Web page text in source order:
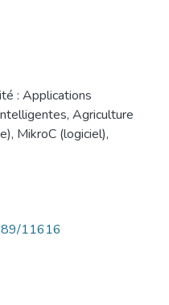
: Applications
, Agriculture
, MikroC (logiciel),
11616